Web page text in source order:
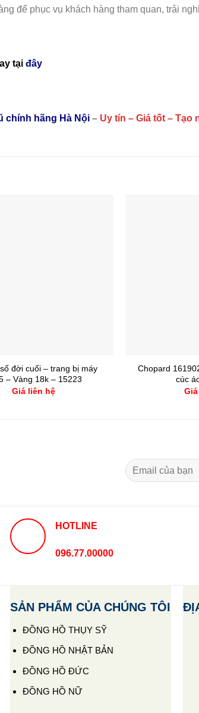
để phục vụ khách hàng tham quan, trải
tại đây
chính hãng Hà Nội – Uy tín – Giá tốt – Tạo
đời cuối – trang bị máy
– Vàng 18k – 15223
Giá liên hệ
Chopard
cúc
HOTLINE
096.77.00000
SẢN PHẨM CỦA CHÚNG TÔI
ĐỒNG HỒ THỤY SỸ
ĐỒNG HỒ NHẬT BẢN
ĐỒNG HỒ ĐỨC
ĐỒNG HỒ NỮ